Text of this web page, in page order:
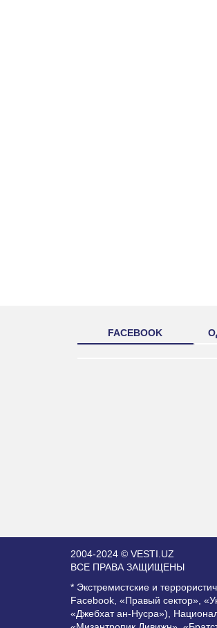
FACEBOOK
2004-2024 © VESTI.UZ
ВСЕ ПРАВА ЗАЩИЩЕНЫ
* Экстремистские и
Facebook, «Правый сектор»,
«Джебхат ан-Нусра»),